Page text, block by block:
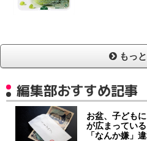
もっ
編集部おすすめ記事
お盆、子ども
が広まってい
「なんか嫌」